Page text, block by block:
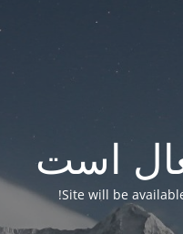
است
Site will be